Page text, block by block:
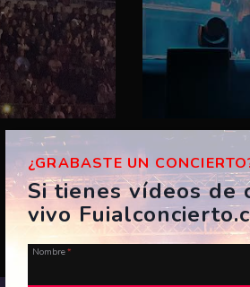
ES, Girona,
04/11/2023
invoker917
¿GRABASTE UN
Si tienes vídeos de
vivo
Nombre*